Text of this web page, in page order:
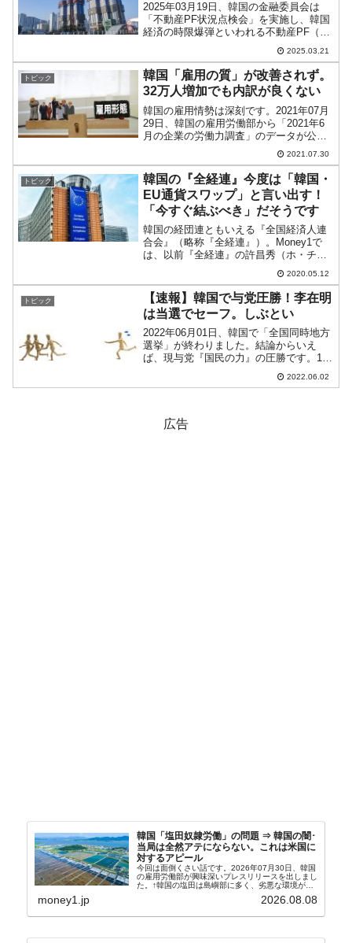
2025年03月19日、韓国の金融委員会は
「不動産PF状況点検会」を実施し、韓国
経済の時限爆弾といわれる不動産PF（プ
ロジェクトファイナンス）の状況を確認
しました。↑Googleの自動翻訳なので日
本語がヘンなところがありますがご寛恕
ください...
2025.03.21
トピック
韓国「雇用の質」が改善されず。
32万人増加でも内訳が良くない
韓国の雇用情勢は深刻です。2021年07月
29日、韓国の雇用労働部から「2021年6
月の企業の労働力調査」のデータが公表
されました。それによれば、2021年06月
韓国の事業従事者：1,882万2,000人（対
前年同期比：32万3,000人増...
2021.07.30
トピック
韓国の『全経連』今度は「韓国・
EU通貨スワップ」と言い出す！
「今すぐ結ぶべき」だそうです
韓国の経団連ともいえる『全国経済人連
合会』（略称『全経連』）。Money1で
は、以前『全経連』の許昌秀（ホ・チャ
ンス）会長が、「長期的にアメリカ、
EU、日本などの主要基軸通貨国（原文マ
マ）と無期限・無制限の通貨スワップを
締結する必要があり、...
2020.05.12
トピック
【速報】韓国で与党圧勝！李在明
は当選でセーフ。しぶとい
2022年06月01日、韓国で「全国同時地方
選挙」が終わりました。結論からいえ
ば、現与党『国民の力』の圧勝です。17
の第一級行政区画のうち、12で『国民の
力』候補が押さえました。ソウル：『国
2022.06.02
広告
韓国「塩田奴隷労働」の問題 ⇒ 韓国の闇･
当局は全然アテにならない。これは米国に
対するアピール
今回は面倒くさい話です。2026年07月30日、韓国
の雇用労働部が興味深いプレスリリースを出しまし
た。↑韓国の塩田は島嶼部に多く、劣悪な環境が一
たといわれます（後述）。これは、いわゆる「塩田
money1.jp 2026.08.08